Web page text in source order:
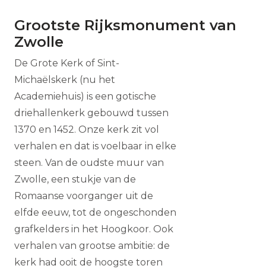
Grootste Rijksmonument van
Zwolle
De Grote Kerk of Sint-
Michaëlskerk (nu het
Academiehuis) is een gotische
driehallenkerk gebouwd tussen
1370 en 1452. Onze kerk zit vol
verhalen en dat is voelbaar in elke
steen. Van de oudste muur van
Zwolle, een stukje van de
Romaanse voorganger uit de
elfde eeuw, tot de ongeschonden
grafkelders in het Hoogkoor. Ook
verhalen van grootse ambitie: de
kerk had ooit de hoogste toren